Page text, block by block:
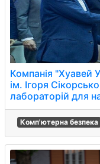
Компанія "Хуавей
ім. Ігоря
лабораторій для
Комп'ютерна безпека